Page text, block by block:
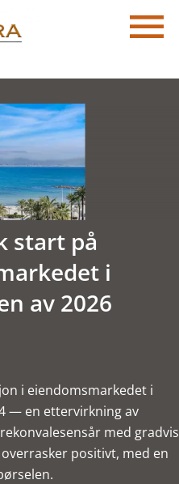
start på
i
av 2026
i eiendomsmarkedet i
— en ettervirkning av
med gradvis
positivt, med en